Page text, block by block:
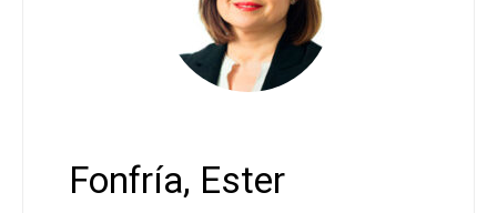
Fonfría, Ester